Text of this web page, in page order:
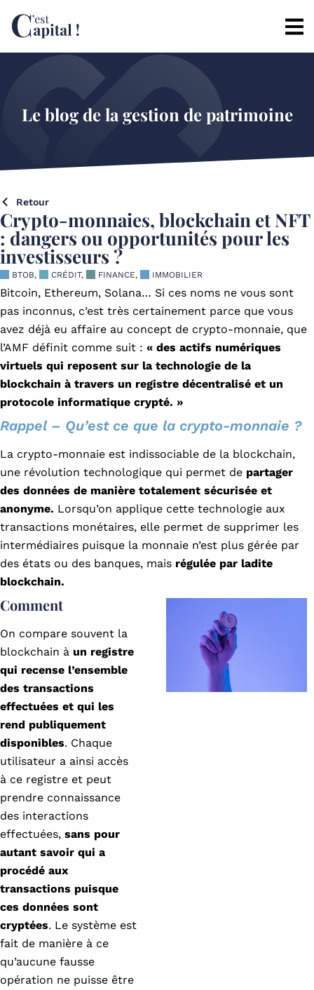
Le blog de la gestion de patrimoine
Retour
Crypto-monnaies, blockchain et NFT
: dangers ou opportunités pour les
investisseurs ?
BTOB, CRÉDIT, FINANCE, IMMOBILIER
Bitcoin, Ethereum, Solana… Si ces noms ne vous sont
pas inconnus, c’est très certainement parce que vous
avez déjà eu affaire au concept de crypto-monnaie, que
l’AMF définit comme suit : « des actifs numériques
virtuels qui reposent sur la technologie de la
blockchain à travers un registre décentralisé et un
protocole informatique crypté. »
Rappel – Qu’est ce que la crypto-monnaie ?
La crypto-monnaie est indissociable de la blockchain,
une révolution technologique qui permet de partager
des données de manière totalement sécurisée et
anonyme. Lorsqu’on applique cette technologie aux
transactions monétaires, elle permet de supprimer les
intermédiaires puisque la monnaie n’est plus gérée par
des états ou des banques, mais régulée par ladite
blockchain.
Comment
On compare souvent la
blockchain à un registre
qui recense l’ensemble
des transactions
effectuées et qui les
rend publiquement
disponibles. Chaque
utilisateur a ainsi accès
à ce registre et peut
prendre connaissance
des interactions
effectuées, sans pour
autant savoir qui a
procédé aux
transactions puisque
ces données sont
cryptées. Le système est
fait de manière à ce
qu’aucune fausse
opération ne puisse être